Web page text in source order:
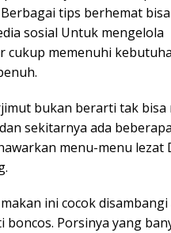
Berbagai tips berhemat bisa
sosial Untuk mengelola
cukup memenuhi
bukan berarti tak bisa
sekitarnya ada
menu-menu lezat
ini cocok
boncos. Porsinya yang